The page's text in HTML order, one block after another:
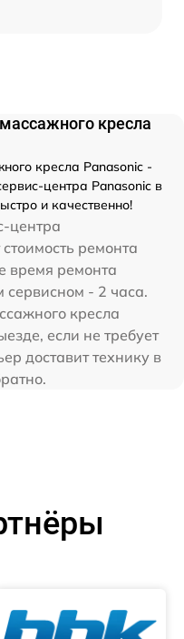
кресла
кресла Panasonic -
центра Panasonic в
и качественно!
центра
ремонта
время ремонта
сервисном - 2 часа.
кресла
если не требует
доставит технику в